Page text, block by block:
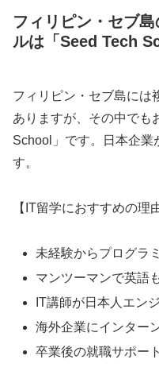
フィリピン・セブ
ルは「Seed Tech
フィリピン・セブ島には
ありますが、その中でも
School」です。日本企業
す。
【IT留学におすすめの理
未経験からプログラ
マンツーマンで英語
IT講師が日本人エン
海外企業にインター
卒業後の就職サポー